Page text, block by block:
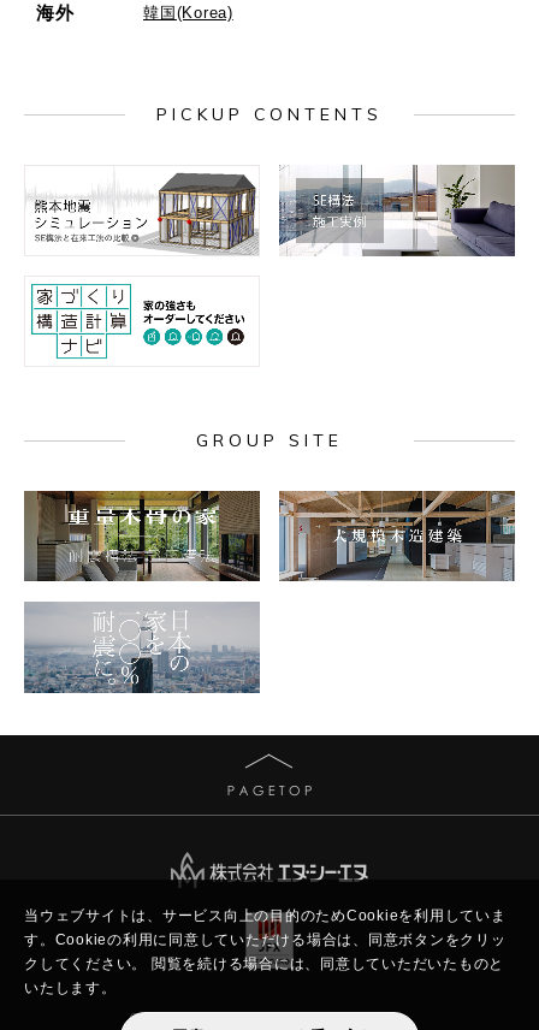
当ウェブサイトは、サービス向上の目的のためCookieを利用していま
す。 Cookieの利用に同意していただける場合は、同意ボタンをクリッ
クしてください。
閲覧を続ける場合には、同意していただいたものと
いたします。
海外 韓国(Korea)
PICKUP CONTENTS
GROUP SITE
Copyright © New Constructor's Network.